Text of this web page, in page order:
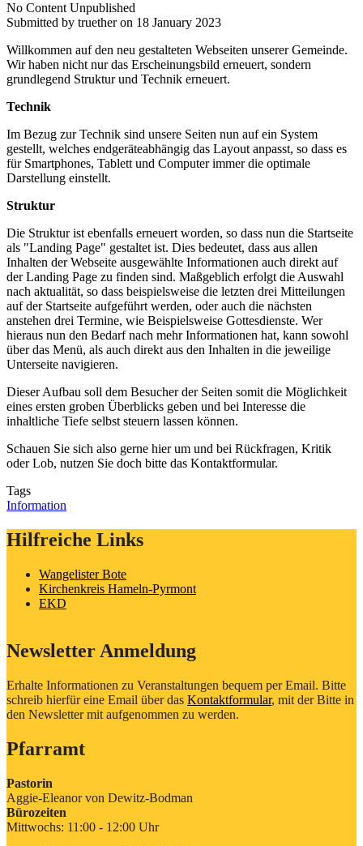
No Content Unpublished
Submitted by truetheron 18 January 2023
Willkommen auf den neu gestalteten Webseiten unserer Gemeinde.
Wir haben nicht nur das Erscheinungsbild erneuert, sondern
grundlegend Struktur und Technik erneuert.
Technik
Im Bezug zur Technik sind unsere Seiten nun auf ein System
gestellt, welches endgeräteabhängig das Layout anpasst, so dass es
für Smartphones, Tablett und Computer immer die optimale
Darstellung einstellt.
Struktur
Die Struktur ist ebenfalls erneuert worden, so dass nun die Startseite
als "Landing Page" gestaltet ist. Dies bedeutet, dass aus allen
Inhalten der Webseite ausgewählte Informationen auch direkt auf
der Landing Page zu finden sind. Maßgeblich erfolgt die Auswahl
nach aktualität, so dass beispielsweise die letzten drei Mitteilungen
auf der Startseite aufgeführt werden, oder auch die nächsten
anstehen drei Termine, wie Beispielsweise Gottesdienste. Wer
hieraus nun den Bedarf nach mehr Informationen hat, kann sowohl
über das Menü, als auch direkt aus den Inhalten in die jeweilige
Unterseite navigieren.
Dieser Aufbau soll dem Besucher der Seiten somit die Möglichkeit
eines ersten groben Überblicks geben und bei Interesse die
inhaltliche Tiefe selbst steuern lassen können.
Schauen Sie sich also gerne hier um und bei Rückfragen, Kritik
oder Lob, nutzen Sie doch bitte das Kontaktformular.
Tags
Information
Hilfreiche Links
Wangelister Bote
Kirchenkreis Hameln-Pyrmont
EKD
Newsletter Anmeldung
Erhalte Informationen zu Veranstaltungen bequem per Email. Bitte
schreib hierfür eine Email über das Kontaktformular, mit der Bitte in
den Newsletter mit aufgenommen zu werden.
Pfarramt
Pastorin
Aggie-Eleanor von Dewitz-Bodman
Bürozeiten
Mittwochs: 11:00 - 12:00 Uhr